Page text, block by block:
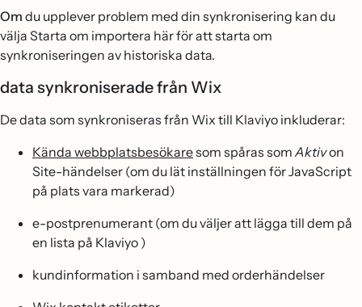
Om du upplever problem med din synkronisering kan du
välja Starta om importera här för att starta om
synkroniseringen av historiska data.
data synkroniserade från Wix
De data som synkroniseras från Wix till Klaviyo inkluderar:
Kända webbplatsbesökaresom spåras somAktivon
Site-händelser (om du lät inställningen för JavaScript
på plats vara markerad)
e-postprenumerant (om du väljer att lägga till dem på
en lista på Klaviyo )
kundinformation i samband med orderhändelser